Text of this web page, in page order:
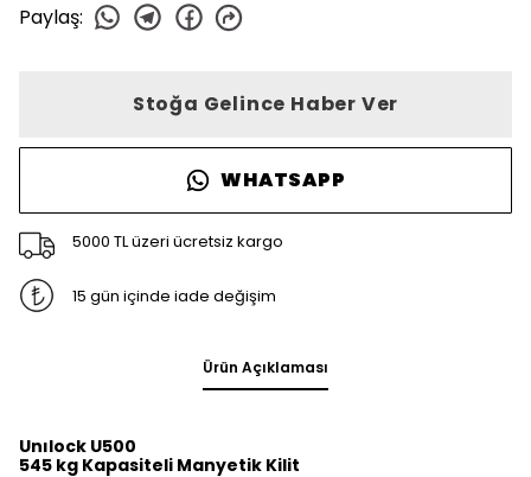
Paylaş:
Stoğa Gelince Haber Ver
WHATSAPP
5000 TL üzeri ücretsiz kargo
15 gün içinde iade değişim
Ürün Açıklaması
Unılock U500
545 kg Kapasiteli Manyetik Kilit